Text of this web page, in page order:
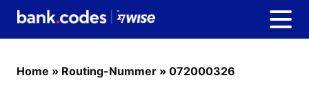
Home » Routing-Nummer » 072000326